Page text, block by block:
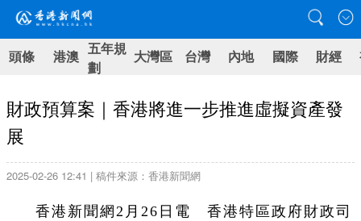
頭條 港澳 五年規
劃
大灣區 台灣 內地 國際 財經
財政預算案｜香港將進一步推進虛擬資產發
展
2025-02-26 12:41 | 稿件來源：香港新聞網
香港新聞網2月26日電 香港特區政府財政司